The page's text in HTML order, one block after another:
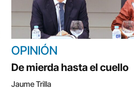
OPINIÓN
De mierda hasta el cuello
Jaume Trilla